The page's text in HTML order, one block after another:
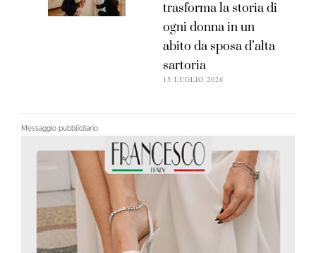
trasforma la storia di
ogni donna in un
abito da sposa d’alta
sartoria
15 LUGLIO 2026
Messaggio pubblicitario